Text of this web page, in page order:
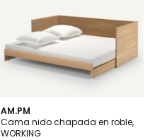
AM.PM
Cama nido chapada en roble,
WORKING
3,2
/ 5